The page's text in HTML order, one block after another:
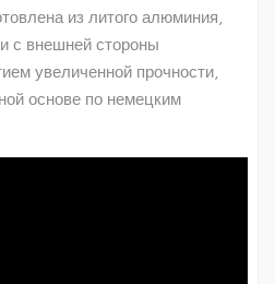
из литого алюминия,
с внешней стороны
увеличенной прочности,
основе по немецким